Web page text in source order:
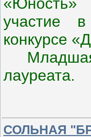
участие
конкурсе
Младшая
лауреата.
СОЛЬНАЯ